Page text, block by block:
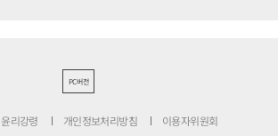
PC버전
윤리강령 개인정보처리방침 이용자위원회